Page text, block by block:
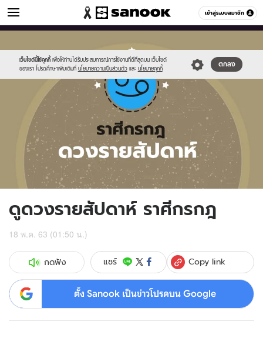
เข้าสู่ระบบสมาชิก
ดูดวง หมวดอื่นๆ
เว็บไซต์นี้ใช้คุกกี้ เพื่อให้ท่านได้รับประสบการณ์การใช้งานที่ดีที่สุดบน เว็บไซต์
ของเรา โปรดศึกษาเพิ่มเติมที่ นโยบายความเป็นส่วนตัว และ นโยบายคุกกี้
ตกลง
new-
sanook.png
horoscope-
cancer_zodia.jpg
ดูดวงรายสัปดาห์ ราศีกรกฎ
18 พ.ค. 63 (01:50 น.)
กดฟัง แชร์ Copy link
ตั้ง Sanook เป็นข่าวโปรดบน Google